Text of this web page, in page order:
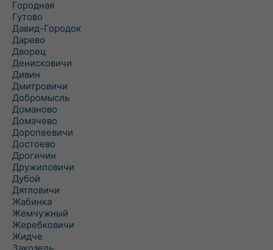
Городная
Гутово
Давид-Городок
Дарево
Дворец
Денисковичи
Дивин
Дмитровичи
Добромысль
Доманово
Домачево
Доропеевичи
Достоево
Дрогичин
Дружиловичи
Дубой
Дятловичи
Жабинка
Жемчужный
Жеребковичи
Жидче